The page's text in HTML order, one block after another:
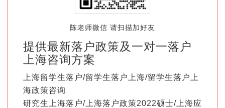
陈老师微信 请扫描加好友
提供最新落户政策及一对一落户
上海咨询方案
上海留学生落户/留学生落户上海/留学生落户上
海政策咨询
研究生上海落户/上海落户政策2022硕士/上海应